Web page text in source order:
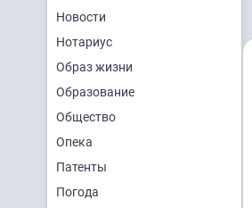
Новости
Нотариус
Образ жизни
Образование
Общество
Опека
Патенты
Погода